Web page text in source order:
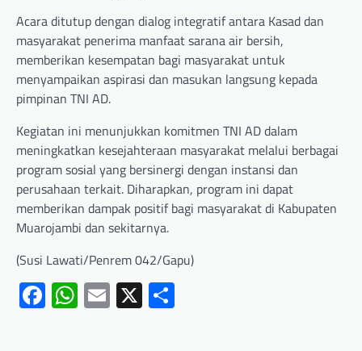
Acara ditutup dengan dialog integratif antara Kasad dan
masyarakat penerima manfaat sarana air bersih,
memberikan kesempatan bagi masyarakat untuk
menyampaikan aspirasi dan masukan langsung kepada
pimpinan TNI AD.
Kegiatan ini menunjukkan komitmen TNI AD dalam
meningkatkan kesejahteraan masyarakat melalui berbagai
program sosial yang bersinergi dengan instansi dan
perusahaan terkait. Diharapkan, program ini dapat
memberikan dampak positif bagi masyarakat di Kabupaten
Muarojambi dan sekitarnya.
(Susi Lawati/Penrem 042/Gapu)
Facebook
WhatsApp
Email
X